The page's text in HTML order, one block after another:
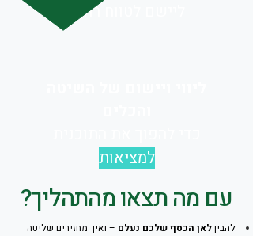
ליישם לטווח רחוק
למציאות
עם מה תצאו מהתהליך?
להביןלאן הכסף שלכם נעלם – ואיך מחזירים שליטה